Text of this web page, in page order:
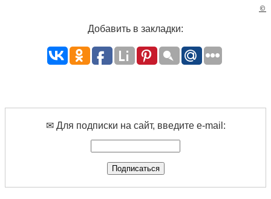
©
Добавить в закладки:
✉ Для подписки на сайт, введите e-mail: